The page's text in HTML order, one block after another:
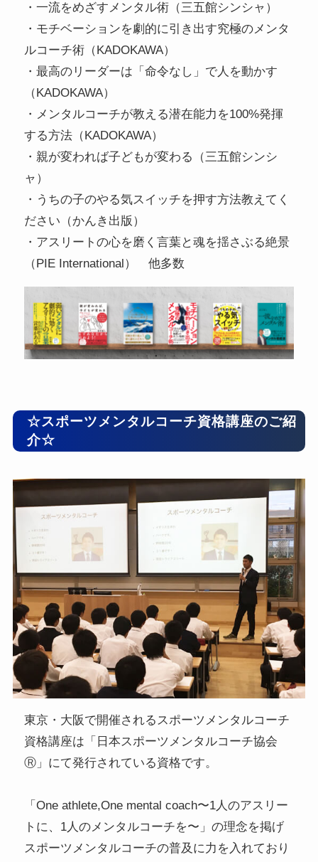
・一流をめざすメンタル術（三五館シンシャ）
・モチベーションを劇的に引き出す究極のメンタ
ルコーチ術（KADOKAWA）
・最高のリーダーは「命令なし」で人を動かす
（KADOKAWA）
・メンタルコーチが教える潜在能力を100%発揮
する方法（KADOKAWA）
・親が変われば子どもが変わる（三五館シンシ
ャ）
・うちの子のやる気スイッチを押す方法教えてく
ださい（かんき出版）
・アスリートの心を磨く言葉と魂を揺さぶる絶景
（PIE International） 他多数
☆スポーツメンタルコーチ資格講座のご紹
介☆
東京・大阪で開催されるスポーツメンタルコーチ
資格講座は「日本スポーツメンタルコーチ協会
Ⓡ」にて発行されている資格です。
「One athlete,One mental coach〜1人のアスリー
トに、1人のメンタルコーチを〜」の理念を掲げ
スポーツメンタルコーチの普及に力を入れており